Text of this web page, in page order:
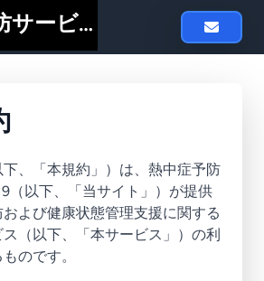
熱中症予防サービスheat119
、「本規約」）は、熱中症予防
（以下、「当サイト」）が提供
よび健康状態管理支援に関する
（以下、「本サービス」）の利
のです。